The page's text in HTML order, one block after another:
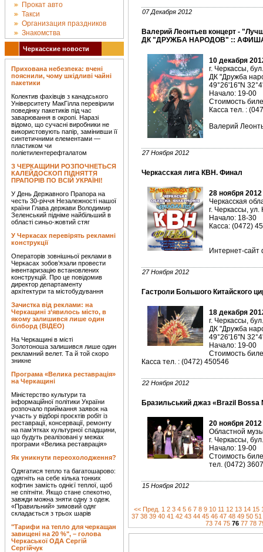
Прокат авто
Такси
Организация праздников
Знакомства
Черкасские новости
Прихована небезпека: вчені
пояснили, чому шкідливі чайні
пакетики
Колектив фахівців з канадського
Університету МакГілла перевірили
поведінку пакетиків під час
заварювання в окропі. Наразі
відомо, що сучасні виробники не
використовують папір, замінивши її
синтетичними елементами —
пластиком чи
поліетилентерефталатом
З ЧЕРКАЩИНИ РОЗПОЧНЕТЬСЯ
КАЛЕЙДОСКОП ПІДНЯТТЯ
ПРАПОРІВ ПО ВСІЙ УКРАЇНІ!
У День Державного Прапора на
честь 30-річчя Незалежності нашої
країни Глава держави Володимир
Зеленський підніме найбільший в
області синьо-жовтий стяг
У Черкасах перевірять рекламні
конструкції
Операторів зовнішньої реклами в
Черкасах зобов’язали провести
інвентаризацію встановлених
конструкцій. Про це повідомив
директор департаменту
архітектури та містобудування
Зачистка від реклами: на
Черкащині з’явилось місто, в
якому залишився лише один
білборд (ВІДЕО)
На Черкащині в місті
Золотоноша залишився лише один
рекламний велет. Та й той скоро
зникне
Програма «Велика реставрація»
на Черкащині
Міністерство культури та
інформаційної політики України
розпочало приймання заявок на
участь у відборі проєктів робіт із
реставрації, консервації, ремонту
на пам’ятках культурної спадщини,
що будуть реалізовані у межах
програми «Велика реставрація»
Як уникнути переохолодження?
Одягатися тепло та багатошарово:
одягніть на себе кілька тонких
кофтин замість однієї теплої, щоб
не спітніти. Якщо стане спекотно,
завжди можна зняти одну з одеж.
«Правильний» зимовий одяг
складається з трьох шарів
"Тарифи на тепло для черкащан
завищені на 20 %", – голова
Черкаської ОДА Сергій
Сергійчук
07 Декабря 2012
Валерий Леонтьев концерт -
ДК "ДРУЖБА НАРОДОВ" ::
10 декабря
г. Черкассы,
ДК "Дружба
49°26'16"N
Начало: 19-00
Стоимость
Касса тел. :
Валерий
27 Ноября 2012
Черкасская лига КВН. Финал
28 ноября 2012
Черкасская
г. Черкассы,
Начало: 18-30
Касса: (0472)
Интернет-
27 Ноября 2012
Гастроли Большого Китайского
18 декабря
г. Черкассы,
ДК "Дружба
49°26'16"N
Начало: 19-00
Стоимость
Касса тел. : (0472) 450546
22 Ноября 2012
Бразильський джаз «Brazil Bossa
20 ноября 2012
Областной
г. Черкассы,
Начало: 19-00
Стоимость
тел. (0472)
15 Ноября 2012
<< Пред. 1 2 3 4 5 6 7 8 9 10 11 12 13 14 15
37 38 39 40 41 42 43 44 45 46 47 48 49 50 51
73 74 75 76 77 78